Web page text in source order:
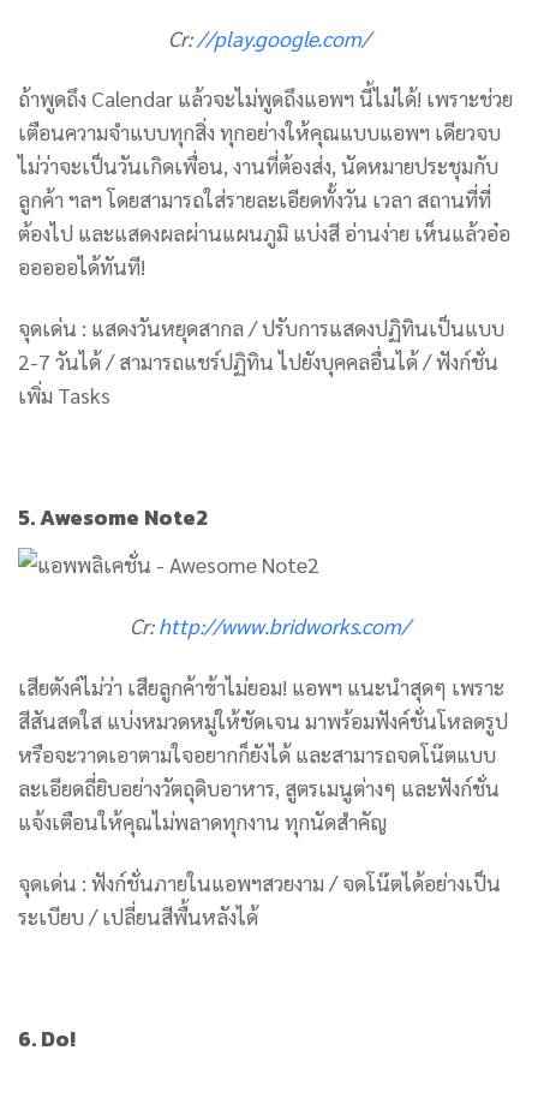
Cr://play.google.com/
ถ้าพูดถึง Calendar แล้วจะไม่พูดถึงแอพฯ นี้ไม่ได้! เพราะช่วย
เตือนความจำแบบทุกสิ่ง ทุกอย่างให้คุณแบบแอพฯ เดียวจบ
ไม่ว่าจะเป็นวันเกิดเพื่อน, งานที่ต้องส่ง, นัดหมายประชุมกับ
ลูกค้า ฯลฯ โดยสามารถใส่รายละเอียดทั้งวัน เวลา สถานที่ที่
ต้องไป และแสดงผลผ่านแผนภูมิ แบ่งสี อ่านง่าย เห็นแล้วอ๋อ
อออออได้ทันที!
จุดเด่น : แสดงวันหยุดสากล / ปรับการแสดงปฏิทินเป็นแบบ
2-7 วันได้ / สามารถแชร์ปฏิทิน ไปยังบุคคลอื่นได้ / ฟังก์ชั่น
เพิ่ม Tasks
5. Awesome Note2
Cr:http://www.bridworks.com/
เสียตังค์ไม่ว่า เสียลูกค้าข้าไม่ยอม! แอพฯ แนะนำสุดๆ เพราะ
สีสันสดใส แบ่งหมวดหมู่ให้ชัดเจน มาพร้อมฟังค์ชั่นโหลดรูป
หรือจะวาดเอาตามใจอยากก็ยังได้ และสามารถจดโน๊ตแบบ
ละเอียดถี่ยิบอย่างวัตถุดิบอาหาร, สูตรเมนูต่างๆ และฟังก์ชั่น
แจ้งเตือนให้คุณไม่พลาดทุกงาน ทุกนัดสำคัญ
จุดเด่น : ฟังก์ชั่นภายในแอพฯสวยงาม / จดโน๊ตได้อย่างเป็น
ระเบียบ / เปลี่ยนสีพื้นหลังได้
6. Do!